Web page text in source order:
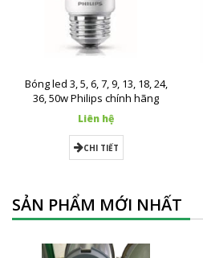
Bóng led 3, 5, 6, 7, 9, 13, 18, 24,
36, 50w Philips chính hãng
Liên hệ
CHI TIẾT
SẢN PHẨM MỚI NHẤT